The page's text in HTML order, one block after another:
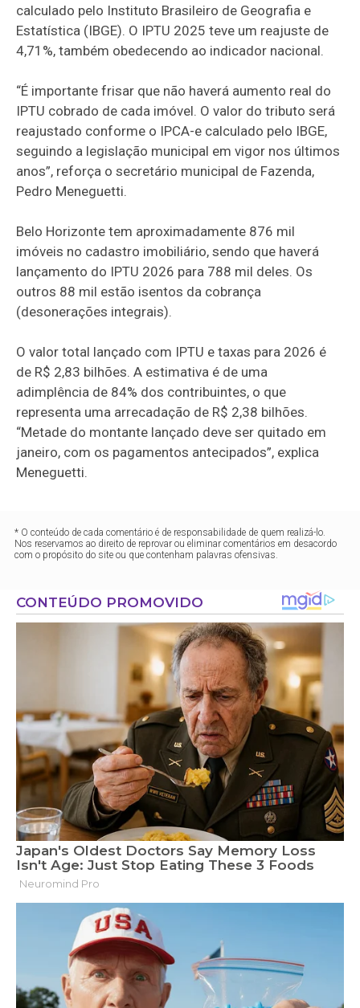
calculado pelo Instituto Brasileiro de Geografia e
Estatística (IBGE). O IPTU 2025 teve um reajuste de
4,71%, também obedecendo ao indicador nacional.
“É importante frisar que não haverá aumento real do
IPTU cobrado de cada imóvel. O valor do tributo será
reajustado conforme o IPCA-e calculado pelo IBGE,
seguindo a legislação municipal em vigor nos últimos
anos”, reforça o secretário municipal de Fazenda,
Pedro Meneguetti.
Belo Horizonte tem aproximadamente 876 mil
imóveis no cadastro imobiliário, sendo que haverá
lançamento do IPTU 2026 para 788 mil deles. Os
outros 88 mil estão isentos da cobrança
(desonerações integrais).
O valor total lançado com IPTU e taxas para 2026 é
de R$ 2,83 bilhões. A estimativa é de uma
adimplência de 84% dos contribuintes, o que
representa uma arrecadação de R$ 2,38 bilhões.
“Metade do montante lançado deve ser quitado em
janeiro, com os pagamentos antecipados”, explica
Meneguetti.
* O conteúdo de cada comentário é de responsabilidade de quem realizá-lo.
Nos reservamos ao direito de reprovar ou eliminar comentários em desacordo
com o propósito do site ou que contenham palavras ofensivas.